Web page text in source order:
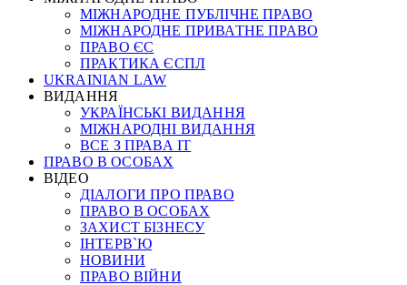
МІЖНАРОДНЕ ПУБЛІЧНЕ ПРАВО
МІЖНАРОДНЕ ПРИВАТНЕ ПРАВО
ПРАВО ЄС
ПРАКТИКА ЄСПЛ
UKRAINIAN LAW
ВИДАННЯ
УКРАЇНСЬКІ ВИДАННЯ
МІЖНАРОДНІ ВИДАННЯ
ВСЕ З ПРАВА ІТ
ПРАВО В ОСОБАХ
ВІДЕО
ДІАЛОГИ ПРО ПРАВО
ПРАВО В ОСОБАХ
ЗАХИСТ БІЗНЕСУ
ІНТЕРВ`Ю
НОВИНИ
ПРАВО ВІЙНИ